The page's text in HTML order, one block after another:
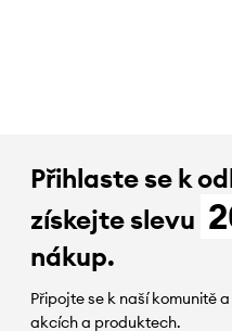
Přihlaste se k
získejte slevu
nákup.
Připojte se k naší komunitě
akcích a produktech.